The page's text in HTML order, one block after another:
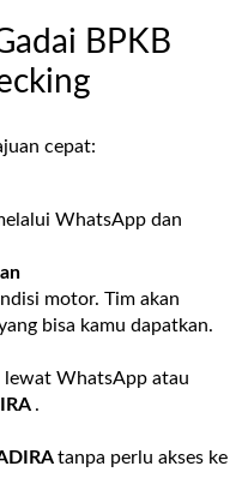
BPKB
cepat:
WhatsApp dan
motor. Tim akan
bisa kamu dapatkan.
lewat WhatsApp atau
.
tanpa perlu akses ke